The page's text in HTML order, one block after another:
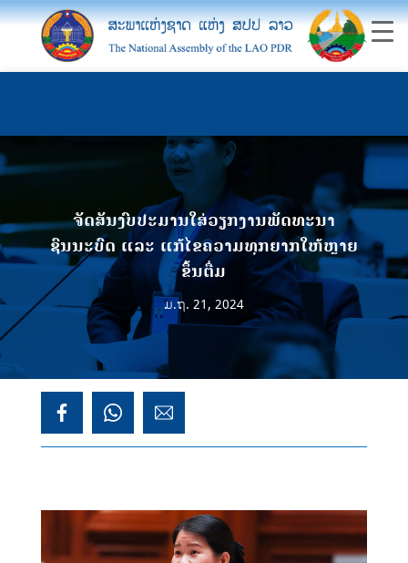
ຈັດສັນງົບປະມານໃສ່ວຽກງານພັດທະນາ
ຊົນນະບົດ ແລະ ແກ້ໄຂຄວາມທຸກຍາກໃຫ້ຫຼາຍ
ຂຶ້ນຕື່ມ
ມ.ຖ. 21, 2024